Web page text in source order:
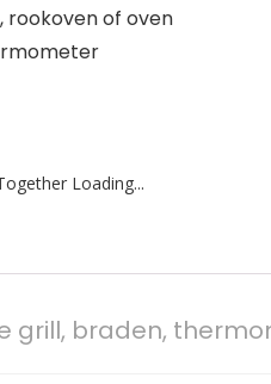
of oven
Loading...
grill, braden,